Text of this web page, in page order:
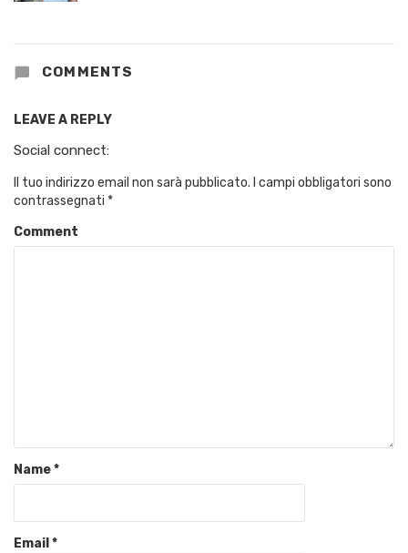
COMMENTS
LEAVE A REPLY
Social connect:
Il tuo indirizzo email non sarà pubblicato. I campi obbligatori sono
contrassegnati *
Comment
Name*
Email *